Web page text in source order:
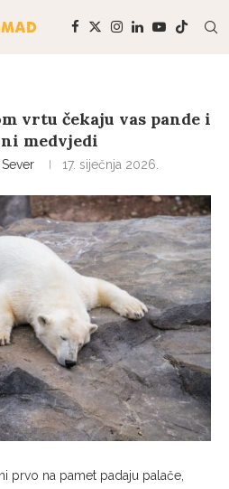
vrtu čekaju vas pande i
medvjedi
17. siječnja 2026.
prvo na pamet padaju palače,